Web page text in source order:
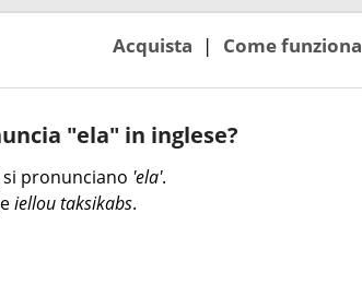
Acquista Come funziona
"ela" in inglese?
si pronunciano 'ela'.
iellou taksikabs.